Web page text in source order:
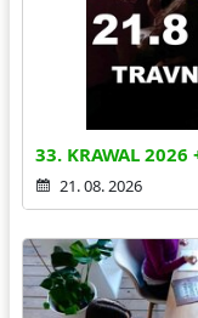
33. KRAWAL 2026
21. 08. 2026